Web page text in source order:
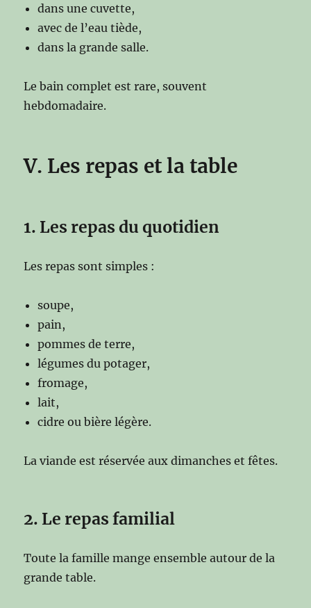
dans une cuvette,
avec de l’eau tiède,
dans la grande salle.
Le bain complet est rare, souvent
hebdomadaire.
V. Les repas et la table
1. Les repas du quotidien
Les repas sont simples :
soupe,
pain,
pommes de terre,
légumes du potager,
fromage,
lait,
cidre ou bière légère.
La viande est réservée aux dimanches et fêtes.
2. Le repas familial
Toute la famille mange ensemble autour de la
grande table.